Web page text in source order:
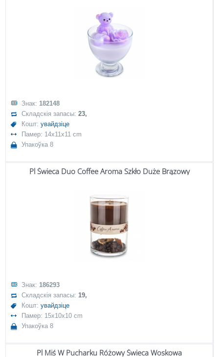
Знак: 182148
Складскія запасы:23,
Кошт:увайдзіце
Памер: 14x11x11 cm
Упакоўка 8
Pl Świeca Duo Coffee Aroma Szkło Duże Brązowy
Знак: 186293
Складскія запасы:19,
Кошт:увайдзіце
Памер: 15x10x10 cm
Упакоўка 8
Pl Miś W Pucharku Różowy Świeca Woskowa